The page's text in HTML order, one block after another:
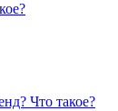
Что такое?